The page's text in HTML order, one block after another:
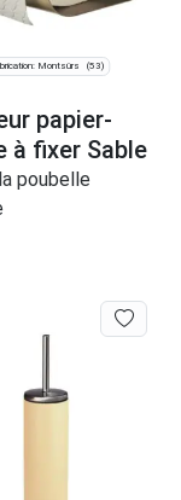
Montsûrs (53)
papier-
à fixer Sable
poubelle